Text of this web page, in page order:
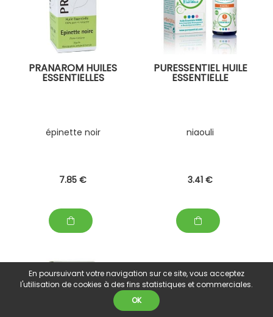
PRANAROM HUILES
ESSENTIELLES
épinette noir
7.85 €
PURESSENTIEL HUILE
ESSENTIELLE
niaouli
3.41 €
En poursuivant votre navigation sur ce site, vous acceptez
l'utilisation de cookies à des fins statistiques et commerciales.
OK